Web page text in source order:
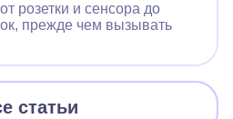
розетки и сенсора до
прежде чем вызывать
статьи